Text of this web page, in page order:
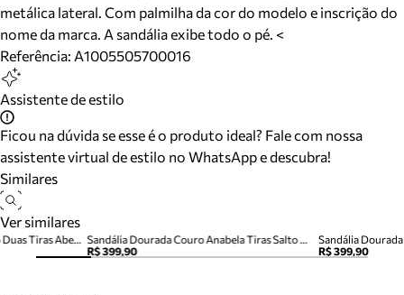
metálica lateral. Com palmilha da cor do modelo e inscrição do
nome da marca. A sandália exibe todo o pé. <
Referência: A1005505700016
Assistente de estilo
Ficou na dúvida se esse é o produto ideal? Fale com nossa
assistente virtual de estilo no WhatsApp e descubra!
Similares
Ver similares
Sandália Dourada Couro Anabela Tiras Salto Médio
R$ 399,90
Sandália
R$ 399,90
Tamanco Dourada Salto Bloco Duas Tiras Aberta